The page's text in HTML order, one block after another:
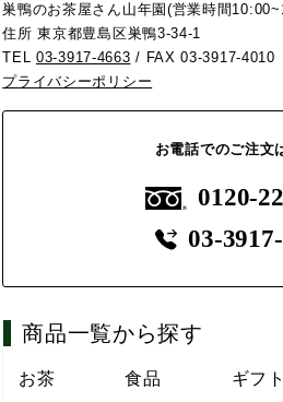
巣鴨のお茶屋さん山年園(営業時間
住所 東京都豊島区巣鴨3-34-1
TEL03-3917-4663 / FAX 03-3917-4010
プライバシーポリシー
お電話でのご注文
0120-
03-
商品一覧から探す
お茶 食品 ギフト